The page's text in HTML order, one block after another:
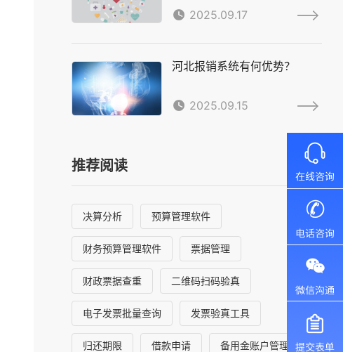
2025.09.17
河北报销系统有何优势？
2025.09.15
推荐阅读
决算分析 预算管理软件
财务预算管理软件 票据管理
财政票据查重 二维码扫码验真
电子发票批量查询 发票验真工具
归还期限 借款申请 备用金账户管理